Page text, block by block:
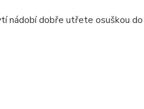
nádobí dobře utřete osuškou do